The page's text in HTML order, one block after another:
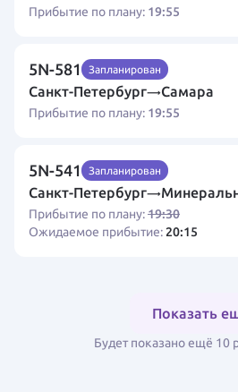
Прибытие по плану: 19:55
5N-581
Санкт-Петербург Самара
→
Прибытие по плану: 19:55
Запланирован
5N-541
Санкт-Петербург→
Ожидаемое прибытие:20:15
Прибытие по плану:19:30
Запланирован
Показать
Будет показано ещё 10